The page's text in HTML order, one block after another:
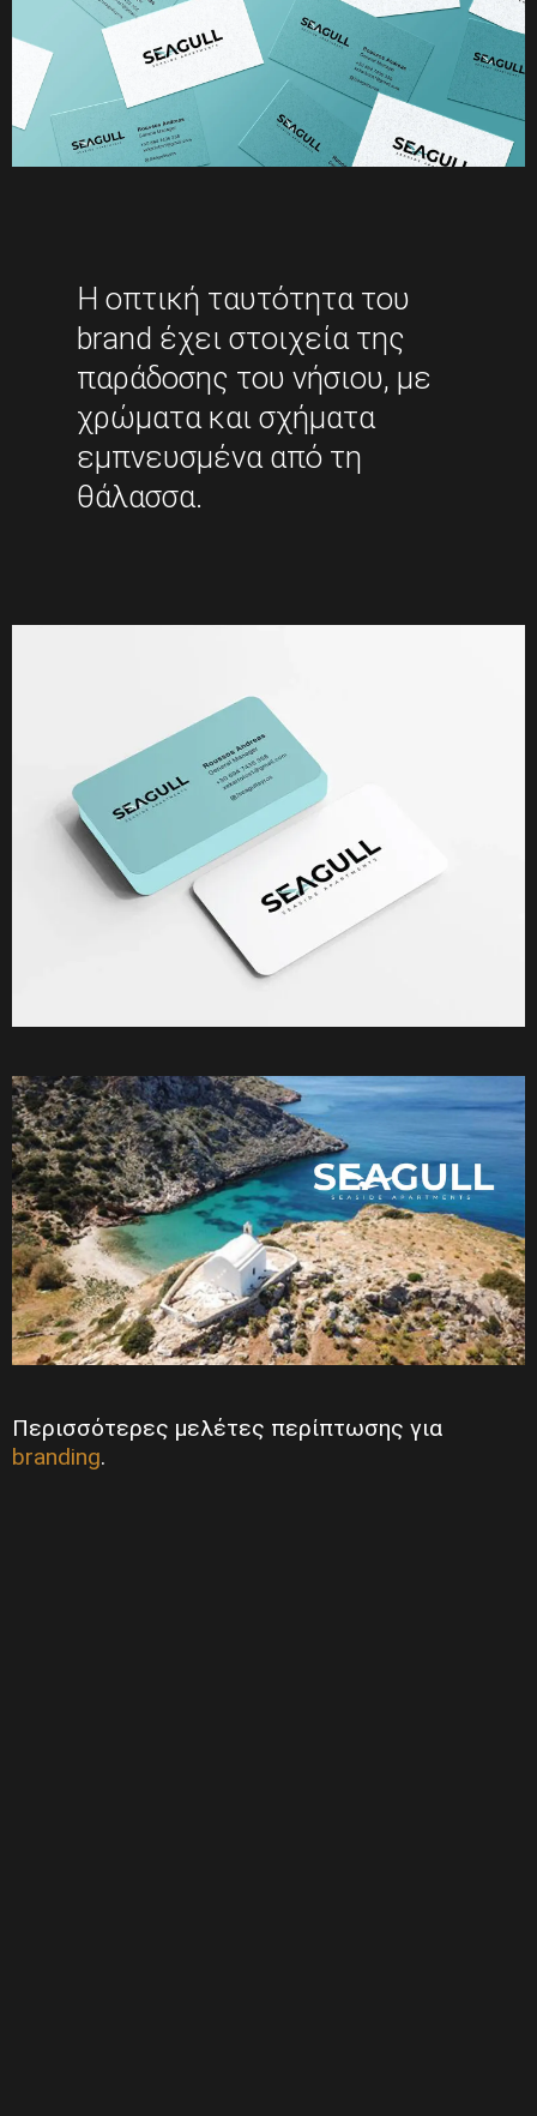
Η οπτική ταυτότητα του
brand έχει στοιχεία της
παράδοσης του νήσιου, με
χρώματα και σχήματα
εμπνευσμένα από τη
θάλασσα.
Περισσότερες μελέτες περίπτωσης για
branding.